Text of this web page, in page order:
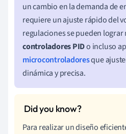
un cambio en la demanda de
requiere un ajuste rápido del
regulaciones se pueden
controladores PIDo incluso
microcontroladoresque
dinámica y precisa.
Para realizar un diseño